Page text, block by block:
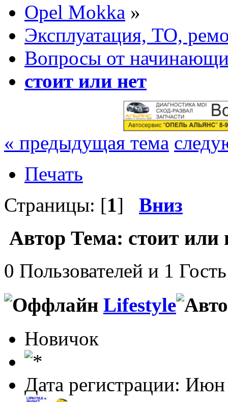
Opel Mokka »
Эксплуатация, ТО,
Вопросы от
стоит или нет
« предыдущая тема
Печать
Страницы: [1] Вниз
Автор Тема: стоит или
0 Пользователей и 1
Lifestyle
Новичок
Дата регистрации: